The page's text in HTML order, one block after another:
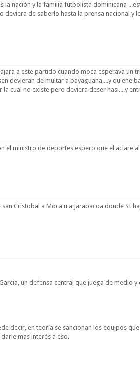
nación y la familia futbolista dominicana
deviera de saberlo hasta la prensa nacional y
a este partido cuando moca esperava un
devieran de multar a bayaguana....y quiene
cual no existe pero deviera deser hasi....y
el ministro de deportes espero que el aclare
Cristobal a Moca u a Jarabacoa donde SI
un defensa central que juega de medio
decir, en teoría se sancionan los equipos
mas interés a eso.